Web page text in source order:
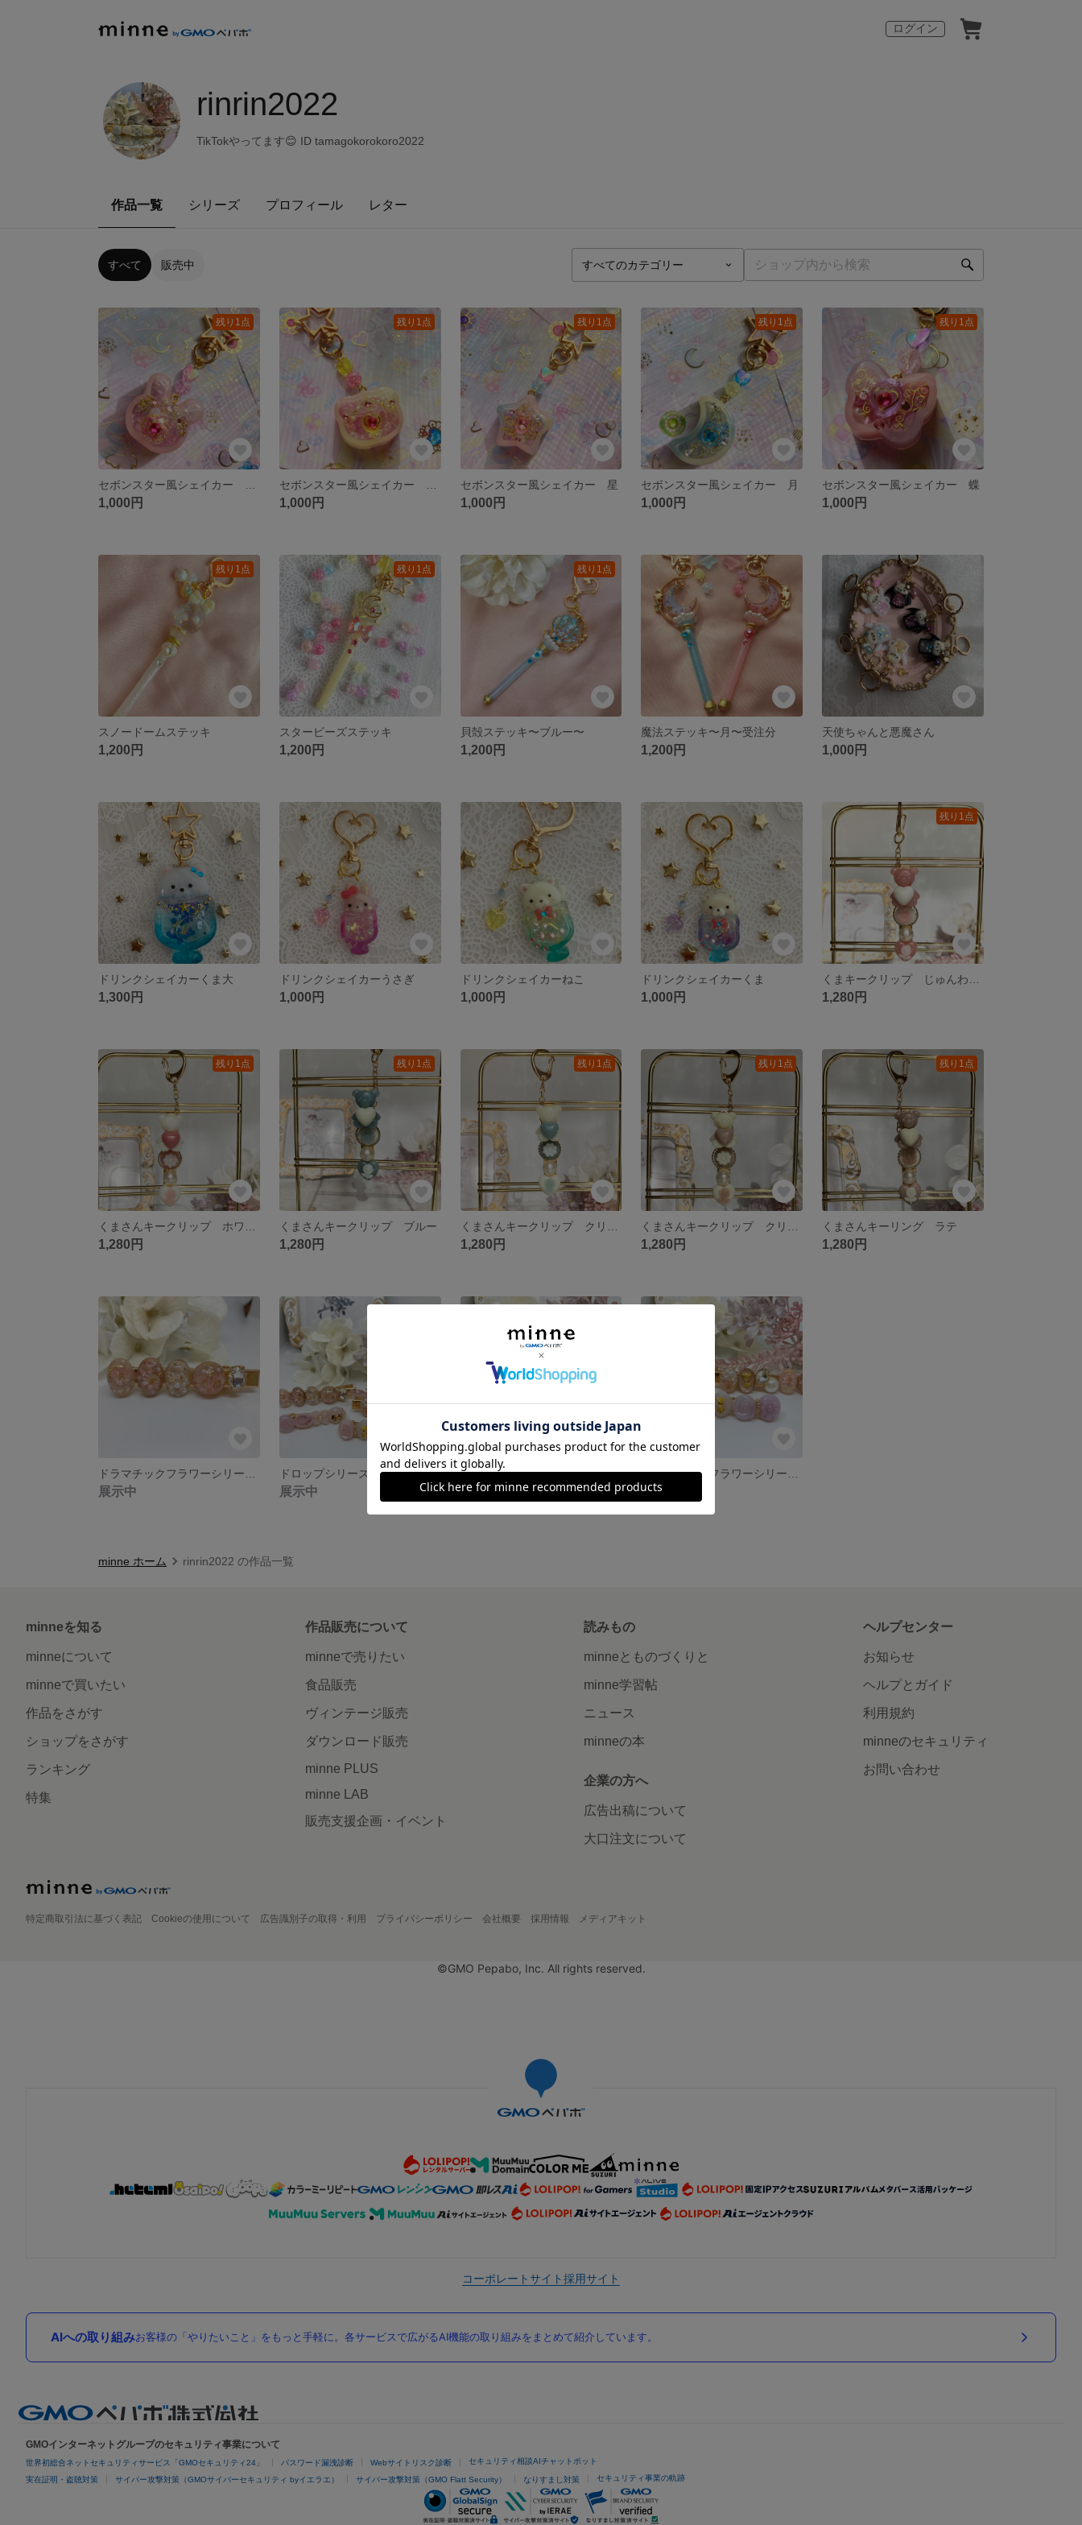
ログイン
rinrin2022
TikTokやってます😊 ID tamagokorokoro2022
作品一覧 シリーズ プロフィール レター
すべて 販売中
残り1点
1,000円
残り1点
1,000円
残り1点
セボンスター風シェイカー 星
1,000円
残り1点
セボンスター風シェイカー 月
1,000円
残り1点
セボンスター風シェイカー 蝶
1,000円
残り1点
スノードームステッキ
1,200円
残り1点
スタービーズステッキ
1,200円
残り1点
貝殻ステッキ〜ブルー〜
1,200円
魔法ステッキ〜月〜受注分
1,200円
天使ちゃんと悪魔さん
1,000円
ドリンクシェイカーくま大
1,300円
ドリンクシェイカーうさぎ
1,000円
ドリンクシェイカーねこ
1,000円
ドリンクシェイカーくま
1,000円
残り1点
1,280円
残り1点
1,280円
残り1点
くまさんキークリップ ブルー
1,280円
残り1点
1,280円
残り1点
1,280円
残り1点
くまさんキーリング ラテ
1,280円
展示中
ドロップシリーズ フラワーリボン
展示中
ドロップシリーズ バラキャンディー
展示中 展示中
minne ホーム rinrin2022 の作品一覧
minneを知る
minneについて
minneで買いたい
作品をさがす
ショップをさがす
ランキング
特集
作品販売について
minneで売りたい
食品販売
ヴィンテージ販売
ダウンロード販売
minne PLUS
minne LAB
販売支援企画・イベント
読みもの
minneとものづくりと
minne学習帖
ニュース
minneの本
企業の方へ
広告出稿について
大口注文について
ヘルプセンター
お知らせ
ヘルプとガイド
利用規約
minneのセキュリティ
お問い合わせ
特定商取引法に基づく表記 Cookieの使用について 広告識別子の取得・利用 プライバシーポリシー 会社概要 採用情報 メディアキット
©GMO Pepabo, Inc. All rights reserved.
コーポレートサイト採用サイト
AIへの取り組みお客様の「やりたいこと」をもっと手軽に。各サービスで広がるAI機能の取り組みをまとめて紹介しています。
GMOインターネットグループのセキュリティ事業について
世界初総合ネットセキュリティサービス「GMOセキュリティ24」 パスワード漏洩診断 Webサイトリスク診断 セキュリティ相談AIチャットボット
実在証明・盗聴対策 サイバー攻撃対策（GMOサイバーセキュリティ byイエラエ） サイバー攻撃対策（GMO Flatt Security） なりすまし対策 セキュリティ事業の軌跡